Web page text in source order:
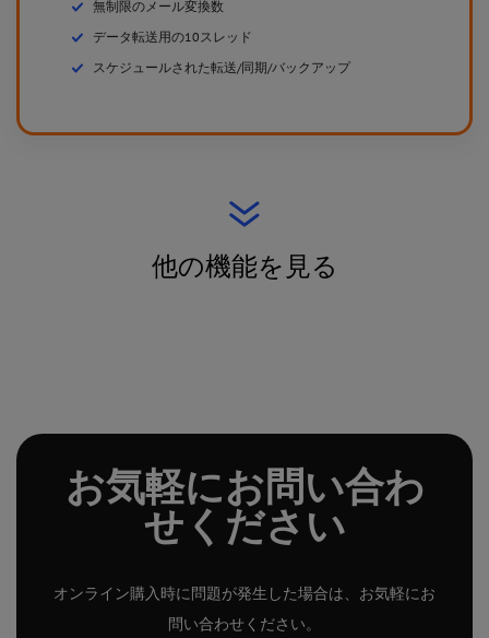
無制限のメール変換数
データ転送用の10スレッド
スケジュールされた転送/同期/バックアップ
他の機能を見る
お気軽にお問い合わ
せください
オンライン購入時に問題が発生した場合は、お気軽にお
問い合わせください。